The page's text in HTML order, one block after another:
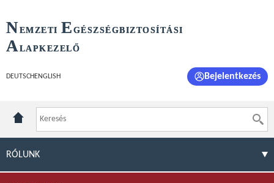
NEMZETI E GÉSZSÉGBIZTOSÍTÁSI
ALAPKEZELŐ
DEUTSCH ENGLISH Bejelentkezés
RÓLUNK